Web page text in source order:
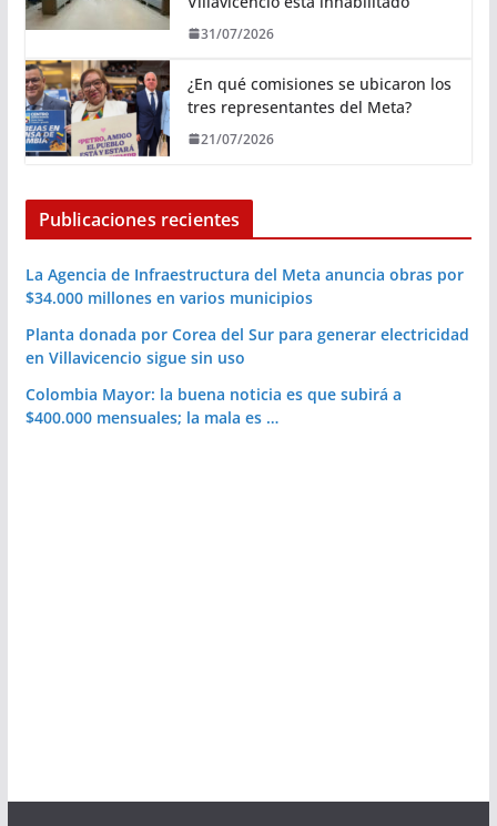
31/07/2026
¿En qué comisiones se ubicaron los
tres representantes del Meta?
21/07/2026
Publicaciones recientes
La Agencia de Infraestructura del Meta anuncia obras por
$34.000 millones en varios municipios
Planta donada por Corea del Sur para generar electricidad
en Villavicencio sigue sin uso
Colombia Mayor: la buena noticia es que subirá a
$400.000 mensuales; la mala es …